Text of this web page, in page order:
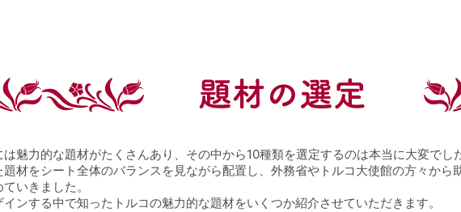
は魅力的な題材がたくさんあり、その中から10種類を選定するのは本当に大変でし
題材をシート全体のバランスを見ながら配置し、外務省やトルコ大使館の方々から
いきました。
ンする中で知ったトルコの魅力的な題材をいくつか紹介させていただきます。